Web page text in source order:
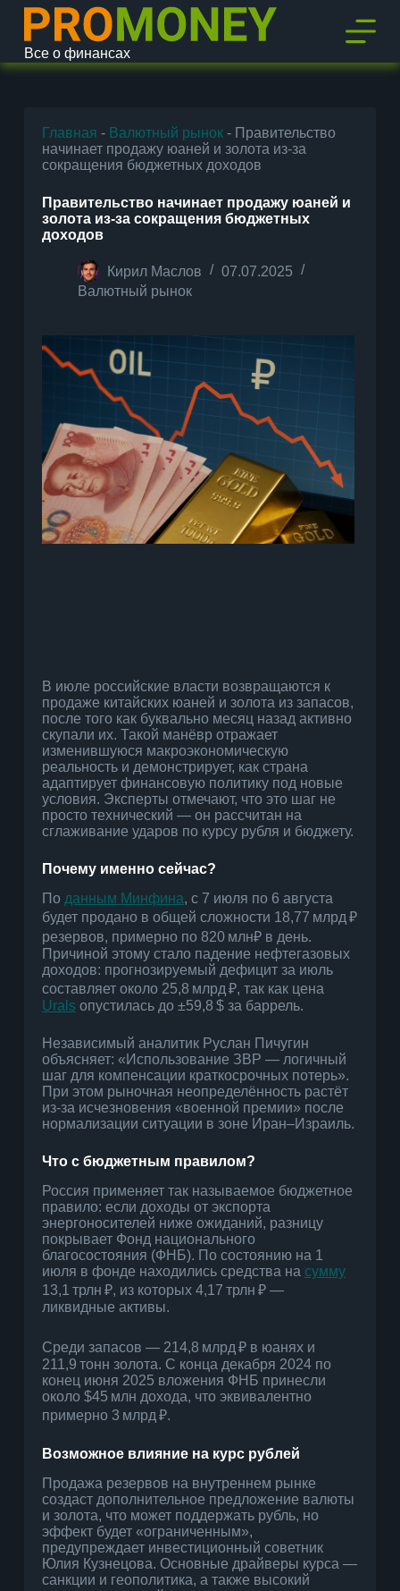
р
е
Все о финансах
Главная - Валютный рынок- Правительство
начинает продажу юаней и золота из-за
сокращения бюджетных доходов
Правительство начинает продажу юаней и
золота из-за сокращения бюджетных
доходов
Кирил Маслов
07.07.2025
Валютный рынок
В июле российские власти возвращаются к
продаже китайских юаней и золота из запасов,
после того как буквально месяц назад активно
скупали их. Такой манёвр отражает
изменившуюся макроэкономическую
реальность и демонстрирует, как страна
адаптирует финансовую политику под новые
условия. Эксперты отмечают, что это шаг не
просто технический — он рассчитан на
сглаживание ударов по курсу рубля и бюджету.
Почему именно сейчас?
По данным Минфина, с 7 июля по 6 августа
будет продано в общей сложности 18,77 млрд ₽
резервов, примерно по 820 млн₽ в день.
Причиной этому стало падение нефтегазовых
доходов: прогнозируемый дефицит за июль
составляет около 25,8 млрд ₽, так как цена
Urals опустилась до ±59,8 $ за баррель.
Независимый аналитик Руслан Пичугин
объясняет: «Использование ЗВР — логичный
шаг для компенсации краткосрочных потерь».
При этом рыночная неопределённость растёт
из-за исчезновения «военной премии» после
нормализации ситуации в зоне Иран–Израиль.
Что с бюджетным правилом?
Россия применяет так называемое бюджетное
правило: если доходы от экспорта
энергоносителей ниже ожиданий, разницу
покрывает Фонд национального
благосостояния (ФНБ). По состоянию на 1
июля в фонде находились средства на сумму
13,1 трлн ₽, из которых 4,17 трлн ₽ —
ликвидные активы.
Среди запасов — 214,8 млрд ₽ в юанях и
211,9 тонн золота. С конца декабря 2024 по
конец июня 2025 вложения ФНБ принесли
около $45 млн дохода, что эквивалентно
примерно 3 млрд ₽.
Возможное влияние на курс рублей
Продажа резервов на внутреннем рынке
создаст дополнительное предложение валюты
и золота, что может поддержать рубль, но
эффект будет «ограниченным»,
предупреждает инвестиционный советник
Юлия Кузнецова. Основные драйверы курса —
санкции и геополитика, а также высокий